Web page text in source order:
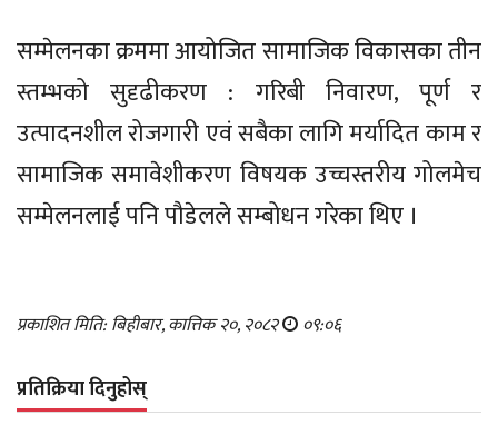
सम्मेलनका क्रममा आयोजित सामाजिक विकासका तीन
स्तम्भको सुदृढीकरण : गरिबी निवारण, पूर्ण र
उत्पादनशील रोजगारी एवं सबैका लागि मर्यादित काम र
सामाजिक समावेशीकरण विषयक उच्चस्तरीय गोलमेच
सम्मेलनलाई पनि पौडेलले सम्बोधन गरेका थिए ।
प्रकाशित मिति: बिहीबार, कात्तिक २०, २०८२ ०९:०६
प्रतिक्रिया दिनुहोस्